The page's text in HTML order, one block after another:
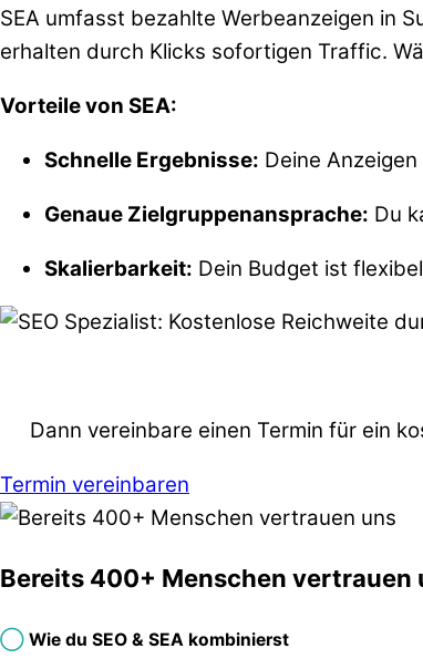
SEA umfasst bezahlte Werbeanzeigen in
erhalten durch Klicks sofortigen Traffic.
Vorteile von SEA:
Schnelle Ergebnisse: Deine
Genaue Zielgruppenansprache: Du
Skalierbarkeit: Dein Budget ist
Dann vereinbare einen Termin für ein
Termin vereinbaren
Bereits 400+ Menschen vertrauen
◯ Wie du SEO & SEA kombinierst